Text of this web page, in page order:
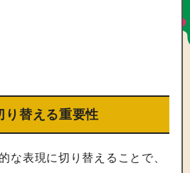
り替える重要性
な表現に切り替えることで、